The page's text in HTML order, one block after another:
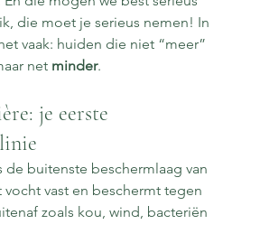
die moet je serieus nemen! In
vaak: huiden die niet “meer”
net minder.
je eerste
de buitenste beschermlaag van
vast en beschermt tegen
zoals kou, wind, bacteriën